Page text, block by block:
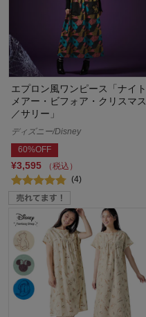
エプロン風ワンピース「ナイト
メアー・ビフォア・クリスマス
／サリー」
ディズニー/Disney
60%OFF
¥3,595
（税込）
(4)